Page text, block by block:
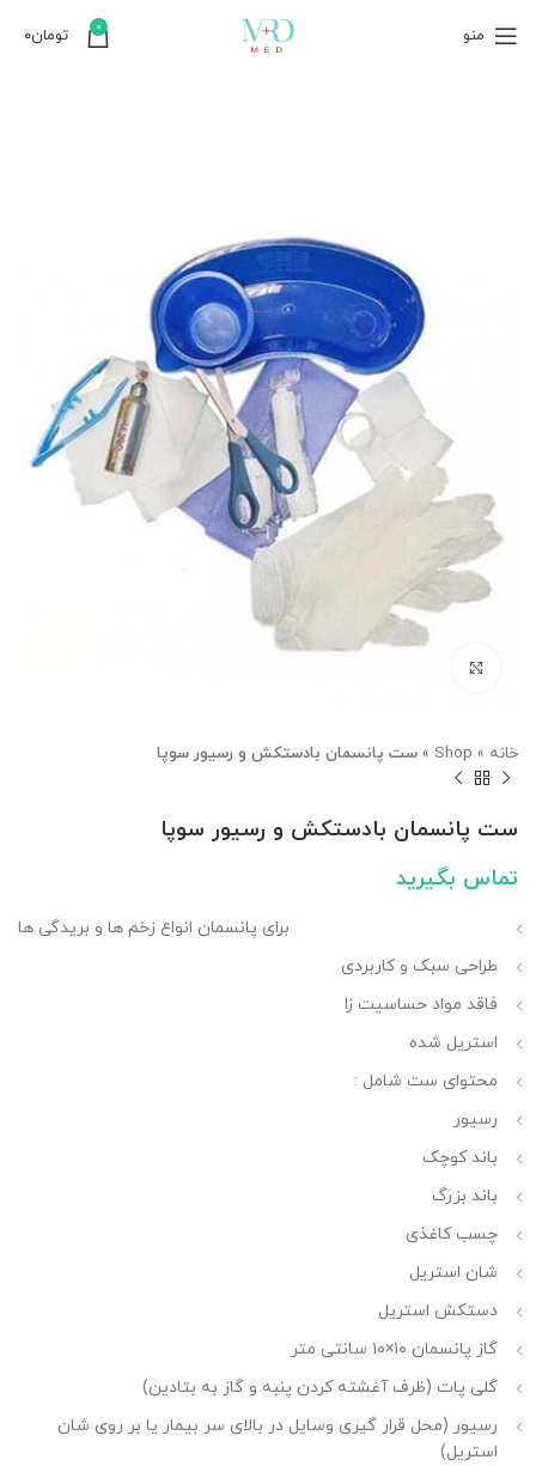
منو 0 تومان۰
خانه »
Shop
» ست پانسمان بادستکش و رسیور سوپا
ست پانسمان بادستکش و رسیور سوپا
تماس بگیرید
برای پانسمان انواع زخم ها و بریدگی ها
طراحی سبک و کاربردی
فاقد مواد حساسیت زا
استریل شده
محتوای ست شامل :
رسیور
باند کوچک
باند بزرگ
چسب کاغذی
شان استریل
دستکش استریل
گاز پانسمان ۱۰×۱۰ سانتی متر
گلی پات (ظرف آغشته کردن پنبه و گاز به بتادین)
رسیور (محل قرار گیری وسایل در بالای سر بیمار یا بر روی شان
استریل)